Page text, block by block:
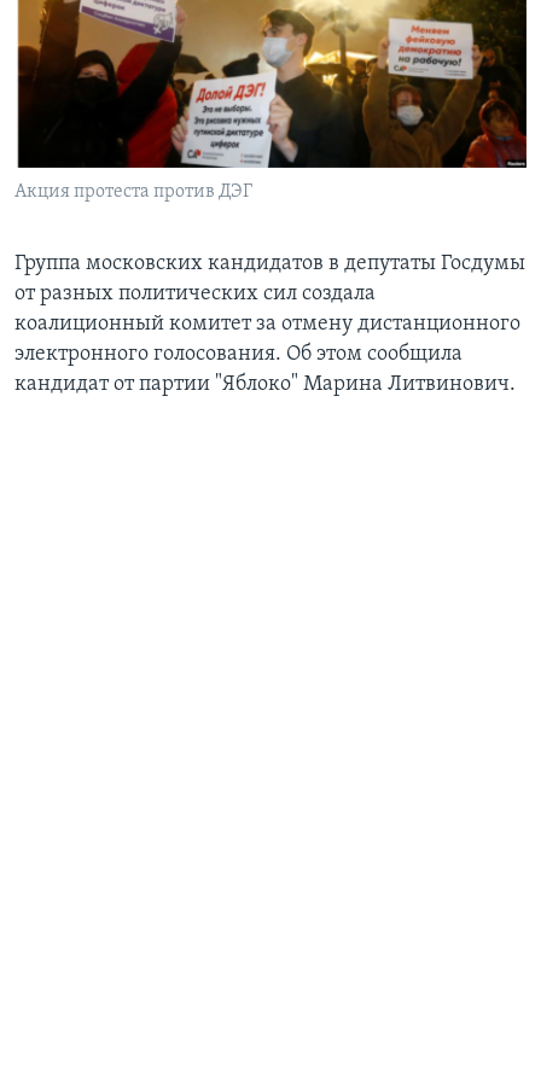
Learning English
СОЦИАЛЬНЫЕ СЕТИ
Акция протеста против ДЭГ
Группа московских кандидатов в депутаты Госдумы
от разных политических сил создала
коалиционный комитет за отмену дистанционного
электронного голосования. Об этом сообщила
кандидат от партии "Яблоко" Марина Литвинович.